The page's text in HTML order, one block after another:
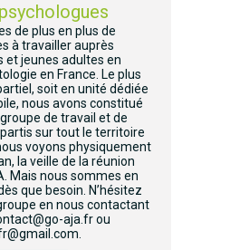
de plus en plus de
à travailler auprès
et jeunes adultes en
en France. Le plus
soit en unité dédiée
nous avons constitué
de travail et de
sur tout le territoire
voyons physiquement
la veille de la réunion
Mais nous sommes en
que besoin. N’hésitez
en nous contactant
aja.fr ou